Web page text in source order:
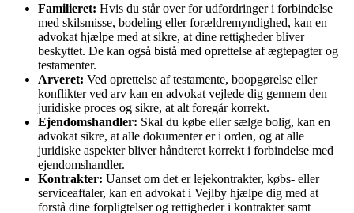
Familieret: Hvis du står over for udfordringer i forbindelse
med skilsmisse, bodeling eller forældremyndighed, kan en
advokat hjælpe med at sikre, at dine rettigheder bliver
beskyttet. De kan også bistå med oprettelse af ægtepagter og
testamenter.
Arveret: Ved oprettelse af testamente, boopgørelse eller
konflikter ved arv kan en advokat vejlede dig gennem den
juridiske proces og sikre, at alt foregår korrekt.
Ejendomshandler: Skal du købe eller sælge bolig, kan en
advokat sikre, at alle dokumenter er i orden, og at alle
juridiske aspekter bliver håndteret korrekt i forbindelse med
ejendomshandler.
Kontrakter: Uanset om det er lejekontrakter, købs- eller
serviceaftaler, kan en advokat i Vejlby hjælpe dig med at
forstå dine forpligtelser og rettigheder i kontrakter samt